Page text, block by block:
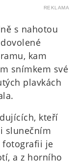
REKLAMA
s nahotou
kam
snímkem své
plavkách
kteří
slunečním
fotografii je
a z horního